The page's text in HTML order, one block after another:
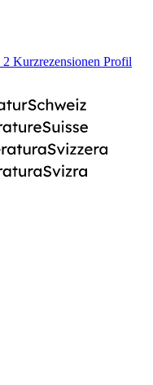
2 Kurzrezensionen Profil